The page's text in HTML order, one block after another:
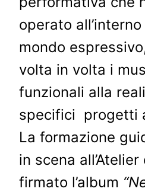
operato
mondo
volta in volta i
funzionali alla
specifici progetti
La formazione
in scena
firmato l’album